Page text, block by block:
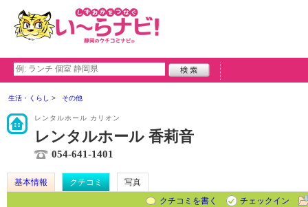
生活・くらし その他
レンタルホール カリオン
レンタルホール 香莉音
054-641-1401
基本情報 クチコミ
写真
クチコミを書く
チェックイン